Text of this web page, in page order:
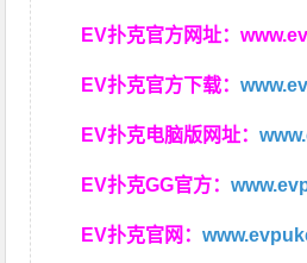
EV扑克官方网址：
EV扑克官方下载：
EV扑克电脑版网址：
EV扑克GG官方：
EV扑克官网：